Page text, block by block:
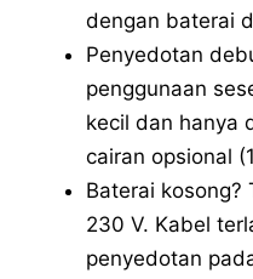
dengan baterai
Penyedotan
penggunaan
kecil dan hanya
cairan opsional
Baterai kosong?
230 V. Kabel
penyedotan